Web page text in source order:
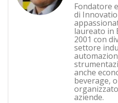
Fondatore
di
laureato in
2001 con
settore
anche
beverage,
aziende.